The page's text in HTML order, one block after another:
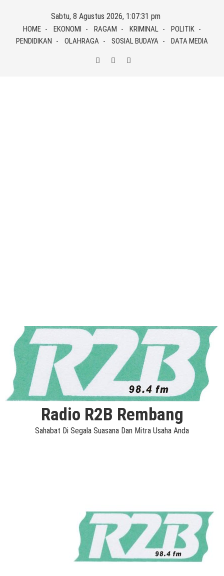
content
Sabtu, 8 Agustus 2026, 1:07:31 pm
HOME EKONOMI RAGAM KRIMINAL
POLITIK
PENDIDIKAN
OLAHRAGA SOSIAL BUDAYA DATA MEDIA
Radio R2B Rembang
Sahabat Di Segala Suasana Dan Mitra Usaha Anda